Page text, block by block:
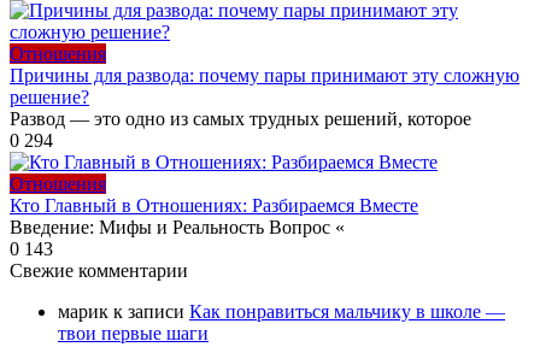
Отношения
Причины для развода: почему пары принимают эту сложную
решение?
Развод — это одно из самых трудных решений, которое
0 294
Отношения
Кто Главный в Отношениях: Разбираемся Вместе
Введение: Мифы и Реальность Вопрос «
0 143
Свежие комментарии
марик к записи Как понравиться мальчику в школе —
твои первые шаги